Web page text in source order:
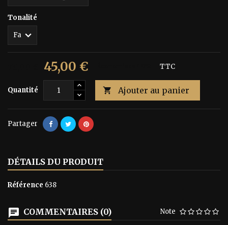
Tonalité
45,00 € TTC
Quantité  Ajouter au panier
Partager
DÉTAILS DU PRODUIT
Référence 638
COMMENTAIRES (0) Note